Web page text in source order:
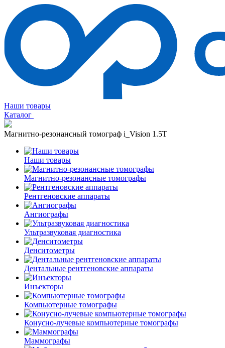
Наши товары
Каталог
Магнитно-резонансный томограф i_Vision 1.5T
Наши товары
Магнитно-резонансные томографы
Рентгеновские аппараты
Ангиографы
Ультразвуковая диагностика
Денситометры
Дентальные рентгеновские аппараты
Инъекторы
Компьютерные томографы
Конусно-лучевые компьютерные томографы
Маммографы